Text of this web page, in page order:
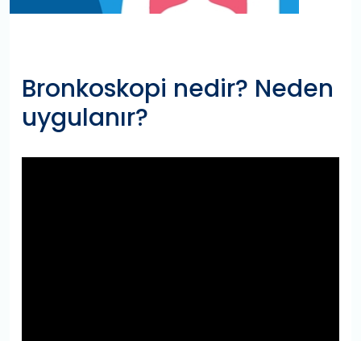
Bronkoskopi nedir? Neden
uygulanır?